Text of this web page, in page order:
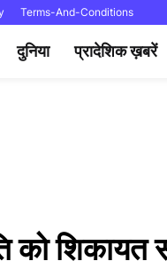
Terms-And-Conditions
दुनिया प्रादेशिक ख़बरें
शिकायत